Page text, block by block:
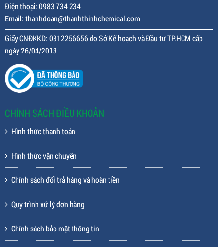
Điện thoại: 0983 734 234
Email: thanhdoan@thanhthinhchemical.com
Giấy CNĐKKD: 0312256656 do Sở Kế hoạch và Đầu tư TP.HCM cấp
ngày 26/04/2013
CHÍNH SÁCH ĐIỀU KHOẢN
Hình thức thanh toán
Hình thức vận chuyển
Chính sách đổi trả hàng và hoàn tiền
Quy trình xử lý đơn hàng
Chính sách bảo mật thông tin